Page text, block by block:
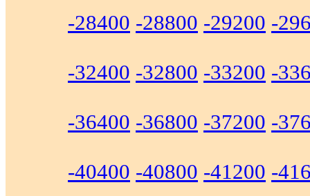
-28400 -28800 -29200 -
-32400 -32800 -33200 -
-36400 -36800 -37200 -
-40400 -40800 -41200 -